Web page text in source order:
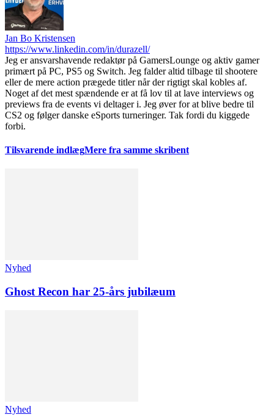
Jan Bo Kristensen
https://www.linkedin.com/in/durazell/
Jeg er ansvarshavende redaktør på GamersLounge og aktiv gamer
primært på PC, PS5 og Switch. Jeg falder altid tilbage til shootere
eller de mere action prægede titler når der rigtigt skal kobles af.
Noget af det mest spændende er at få lov til at lave interviews og
previews fra de events vi deltager i. Jeg øver for at blive bedre til
CS2 og følger danske eSports turneringer. Tak fordi du kiggede
forbi.
Tilsvarende indlægMere fra samme skribent
Nyhed
Ghost Recon har 25-års jubilæum
Nyhed